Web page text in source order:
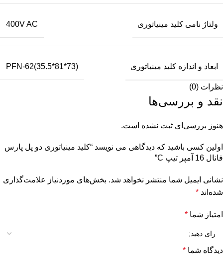
ولتاژ نامی کلید مینیاتوری 400V AC
ابعاد و اندازه کلید مینیاتوری PFN-62(35.5*81*73)
نظرات (0)
نقد و بررسی‌ها
هنوز بررسی‌ای ثبت نشده است.
اولین کسی باشید که دیدگاهی می نویسد “کلید مینیاتوری دو پل پارس
فانال 16 آمپر تیپ C”
نشانی ایمیل شما منتشر نخواهد شد. بخش‌های موردنیاز علامت‌گذاری
شده‌اند *
امتیاز شما *
دیدگاه شما *